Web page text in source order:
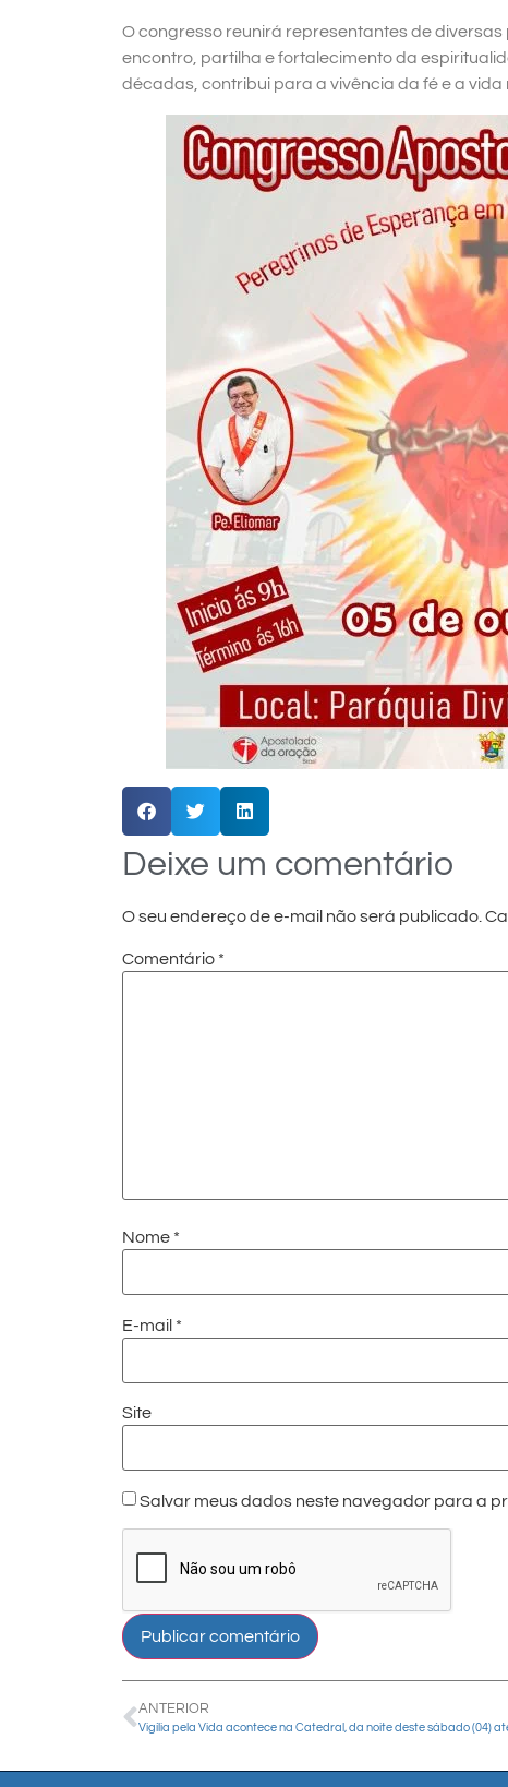
O congresso reunirá representantes de
encontro, partilha e fortalecimento da
décadas, contribui para a vivência da fé e a vida
Deixe um comentário
O seu endereço de e-mail não será publicado.
Comentário *
Nome *
E-mail *
Site
Salvar meus dados neste navegador para a
ANTERIOR